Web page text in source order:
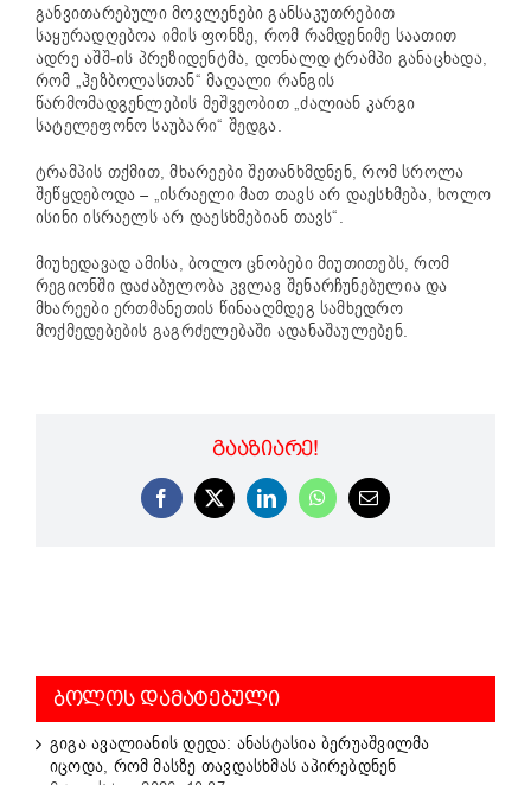
განვითარებული მოვლენები განსაკუთრებით
საყურადღებოა იმის ფონზე, რომ რამდენიმე საათით
ადრე აშშ-ის პრეზიდენტმა, დონალდ ტრამპი განაცხადა,
რომ „ჰეზბოლასთან“ მაღალი რანგის
წარმომადგენლების მეშვეობით „ძალიან კარგი
სატელეფონო საუბარი“ შედგა.
ტრამპის თქმით, მხარეები შეთანხმდნენ, რომ სროლა
შეწყდებოდა – „ისრაელი მათ თავს არ დაესხმება, ხოლო
ისინი ისრაელს არ დაესხმებიან თავს“.
მიუხედავად ამისა, ბოლო ცნობები მიუთითებს, რომ
რეგიონში დაძაბულობა კვლავ შენარჩუნებულია და
მხარეები ერთმანეთის წინააღმდეგ სამხედრო
მოქმედებების გაგრძელებაში ადანაშაულებენ.
ᲒᲐᲐᲖᲘᲐᲠᲔ!
Facebook
X LinkedInWhatsApp
Email
ᲑᲝᲚᲝᲡ ᲓᲐᲛᲐᲢᲔᲑᲣᲚᲘ
გიგა ავალიანის დედა: ანასტასია ბერუაშვილმა
იცოდა, რომ მასზე თავდასხმას აპირებდნენ